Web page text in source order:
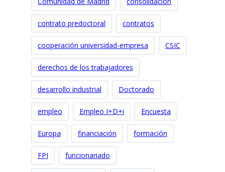
contrato predoctoral contratos
cooperación universidad-empresa CSIC
derechos de los trabajadores
desarrollo industrial Doctorado
empleo Empleo I+D+i Encuesta
Europa financiación formación
FPI funcionariado